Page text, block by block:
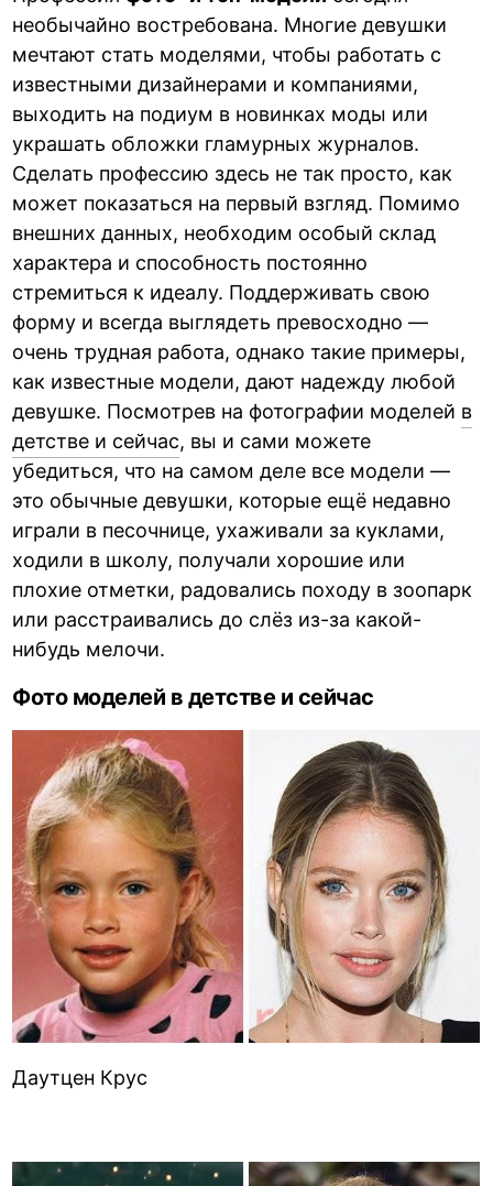
необычайно востребована. Многие девушки
мечтают стать моделями, чтобы работать с
известными дизайнерами и компаниями,
выходить на подиум в новинках моды или
украшать обложки гламурных журналов.
Сделать профессию здесь не так просто, как
может показаться на первый взгляд. Помимо
внешних данных, необходим особый склад
характера и способность постоянно
стремиться к идеалу. Поддерживать свою
форму и всегда выглядеть превосходно —
очень трудная работа, однако такие примеры,
как известные модели, дают надежду любой
девушке. Посмотрев на фотографии моделей в
детстве и сейчас, вы и сами можете
убедиться, что на самом деле все модели —
это обычные девушки, которые ещё недавно
играли в песочнице, ухаживали за куклами,
ходили в школу, получали хорошие или
плохие отметки, радовались походу в зоопарк
или расстраивались до слёз из-за какой-
нибудь мелочи.
Фото моделей в детстве и сейчас
Даутцен Крус